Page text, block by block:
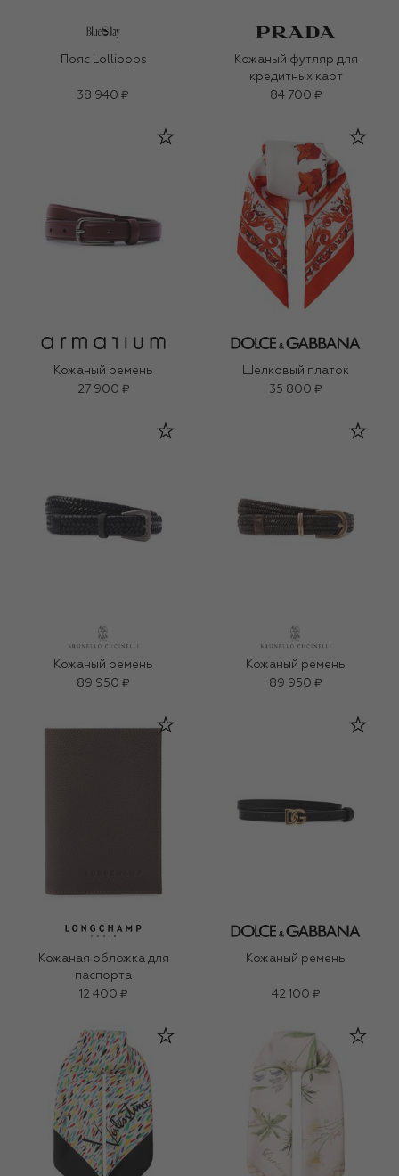
Пояс Lollipops
38 940 ₽
Кожаный футляр для
кредитных карт
84 700 ₽
Кожаный ремень
27 900 ₽
Шелковый платок
35 800 ₽
Кожаный ремень
89 950 ₽
Кожаный ремень
89 950 ₽
Кожаная обложка для
паспорта
12 400 ₽
Кожаный ремень
42 100 ₽